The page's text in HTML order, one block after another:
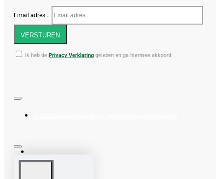
Email adres...
VERSTUREN
Ik heb de Privacy Verklaring gelezen en ga hiermee akkoord